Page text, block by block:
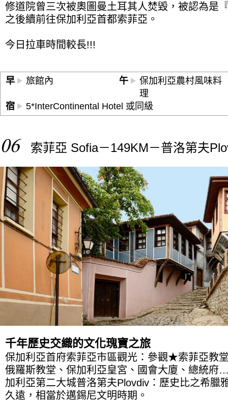
修道院曾三次被奧圖曼土耳其人焚毀，被認為是
之後續前往保加利亞首都索菲亞。
今日拉車時間較長!!!
早 旅館內 午
保加利亞農村風味料
理
宿
5*InterContinental Hotel 或同級
06 索菲亞 Sofia－149KM－普洛第夫
千年歷史交織的文化瑰寶之旅
保加利亞首府索菲亞市區觀光：參觀★索菲亞教
俄羅斯教堂、保加利亞皇宮、國會大廈、總統府
加利亞第二大城普洛第夫Plovdiv：歷史比之希臘
久遠，相當於邁錫尼文明時期。